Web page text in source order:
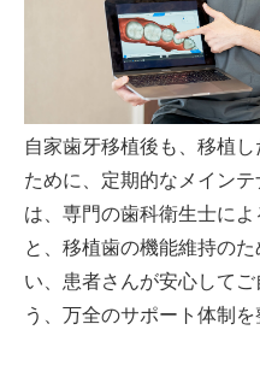
自家歯牙移植後も、移植
ために、定期的なメイン
は、専門の歯科衛生士に
と、移植歯の機能維持の
い、患者さんが安心して
う、万全のサポート体制を